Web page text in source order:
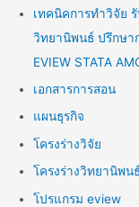
เทคนิคการทำวิจัย
วิทยานิพนธ์ ปรึกษา
EVIEW STATA
เอกสารการสอน
แผนธุรกิจ
โครงร่างวิจัย
โครงร่างวิทยานิพน
โปรแกรม eview